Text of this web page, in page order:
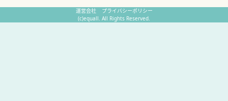
運営会社
プライバシーポリシー
(c)equall. All Rights Reserved.